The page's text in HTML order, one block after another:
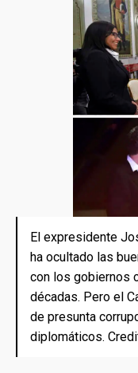
El expresidente
ha ocultado las
con los gobiernos
décadas. Pero el
de presunta
diplomáticos.